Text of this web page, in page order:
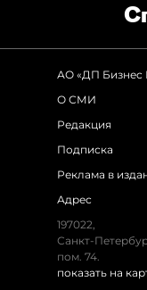
АО «ДП Бизнес
О СМИ
Редакция
Подписка
Реклама в
Адрес
197022,
Санкт-
пом. 74.
показать на